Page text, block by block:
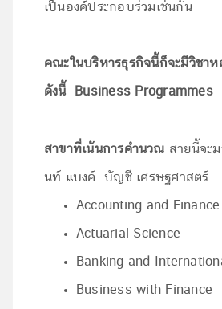
เป็นองค์ประกอบร่วมเช่นกัน
คณะในบริหารธุรกิจนี้ก็จะมีวิชา
ดังนี้ Business Programmes
สาขาที่เน้นการคำนวณ สายนี้จะ
นท์ แบงค์ บัญชี เศรษฐศาสตร์
Accounting and Finance
Actuarial Science
Banking and
Business with Finance